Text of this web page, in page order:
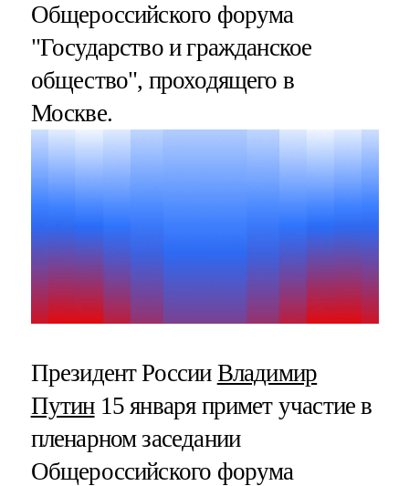
Общероссийского форума
"Государство и гражданское
общество", проходящего в
Москве.
Президент России Владимир
Путин15 января примет участие в
пленарном заседании
Общероссийского форума